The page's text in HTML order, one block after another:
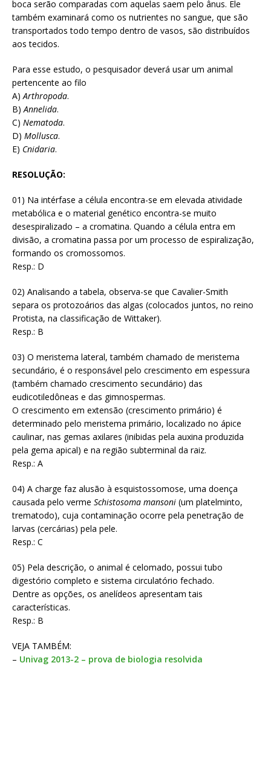
boca serão comparadas com aquelas saem pelo ânus. Ele
também examinará como os nutrientes no sangue, que são
transportados todo tempo dentro de vasos, são distribuídos
aos tecidos.
Para esse estudo, o pesquisador deverá usar um animal
pertencente ao filo
A)Arthropoda.
B)Annelida.
C) Nematoda.
D) Mollusca.
E) Cnidaria.
RESOLUÇÃO:
01) Na intérfase a célula encontra-se em elevada atividade
metabólica e o material genético encontra-se muito
desespiralizado – a cromatina. Quando a célula entra em
divisão, a cromatina passa por um processo de espiralização,
formando os cromossomos.
Resp.: D
02) Analisando a tabela, observa-se que Cavalier-Smith
separa os protozoários das algas (colocados juntos, no reino
Protista, na classificação de Wittaker).
Resp.: B
03) O meristema lateral, também chamado de meristema
secundário, é o responsável pelo crescimento em espessura
(também chamado crescimento secundário) das
eudicotiledôneas e das gimnospermas.
O crescimento em extensão (crescimento primário) é
determinado pelo meristema primário, localizado no ápice
caulinar, nas gemas axilares (inibidas pela auxina produzida
pela gema apical) e na região subterminal da raiz.
Resp.: A
04) A charge faz alusão à esquistossomose, uma doença
causada pelo verme Schistosoma mansoni (um platelminto,
trematodo), cuja contaminação ocorre pela penetração de
larvas (cercárias) pela pele.
Resp.: C
05) Pela descrição, o animal é celomado, possui tubo
digestório completo e sistema circulatório fechado.
Dentre as opções, os anelídeos apresentam tais
características.
Resp.: B
VEJA TAMBÉM:
– Univag 2013-2 – prova de biologia resolvida